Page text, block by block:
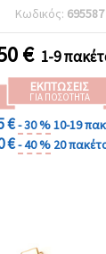
χρώμα - 2 τμχ.
Κωδικός: 695587
€ 1-9
ΕΚΠΤΏΣΕΙΣ
ΓΙΑ ΠΟΣΌΤΗΤΑ
€- 30 %10-19
€- 40 % 20